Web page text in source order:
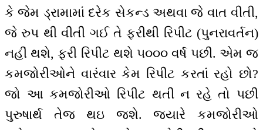
કે જેમ ડ્રામામાં દરેક સેકન્ડ અથવા જે વાત વીતી,
જે રુપ થી વીતી ગઈ તે ફરીથી રિપીટ (પુનરાવર્તન)
નહીં થશે, ફરી રિપીટ થશે ૫૦૦૦ વર્ષ પછી. એમ જ
કમજોરીઓને વારંવાર કેમ રિપીટ કરતાં રહો છો?
જો આ કમજોરીઓ રિપીટ થતી ન રહે તો પછી
પુરુષાર્થ તેજ થઇ જશે. જ્યારે કમજોરીઓ